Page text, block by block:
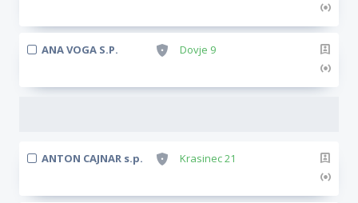
ANA VOGA S.P. Dovje 9
ANTON CAJNAR s.p. Krasinec 21